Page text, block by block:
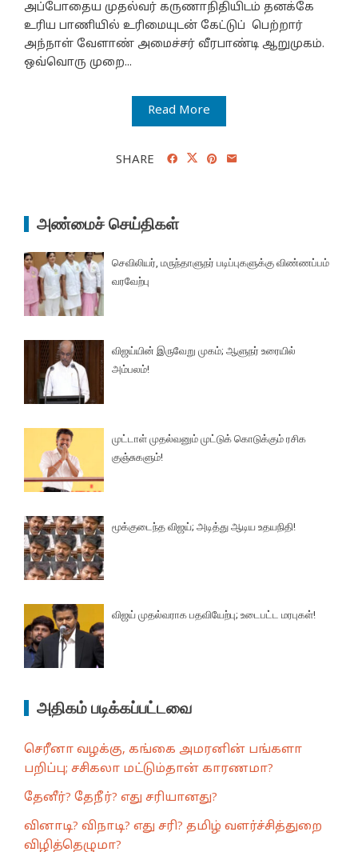
அப்போதைய முதல்வர் கருணாநிதியிடம் தனக்கே
உரிய பாணியில் உரிமையுடன் கேட்டுப் பெற்றார்
அந்நாள் வேளாண் அமைச்சர் வீரபாண்டி ஆறுமுகம்.
ஒவ்வொரு முறை...
Read More
SHARE
அண்மைச் செய்திகள்
செவிலியர், மருந்தாளுநர் படிப்புகளுக்கு விண்ணப்பம்
வரவேற்பு
விஜய்யின் இருவேறு முகம்; ஆளுநர் உரையில்
அம்பலம்!
முட்டாள் முதல்வனும் முட்டுக் கொடுக்கும் ரசிக
குஞ்சுகளும்!
மூக்குடைந்த விஜய்; அடித்து ஆடிய உதயநிதி!
விஜய் முதல்வராக பதவியேற்பு; உடைபட்ட மரபுகள்!
அதிகம் படிக்கப்பட்டவை
செரீனா வழக்கு, கங்கை அமரனின் பங்களா
பறிப்பு; சசிகலா மட்டும்தான் காரணமா?
தேனீர்? தேநீர்? எது சரியானது?
வினாடி? விநாடி? எது சரி? தமிழ் வளர்ச்சித்துறை
விழித்தெழுமா?